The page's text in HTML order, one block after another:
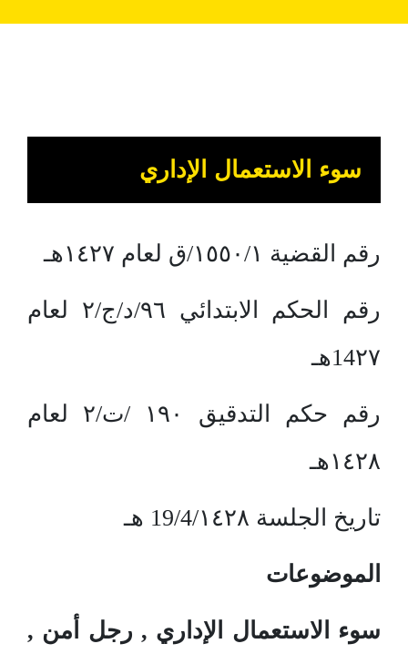
سوء الاستعمال الإداري
رقم القضية ١٥٥٠/١/ق لعام ١٤٢٧هـ
رقم الحكم الابتدائي ٩٦/د/ج/٢ لعام
14٢٧هـ
رقم حكم التدقيق ١٩٠ /ت/٢ لعام
١٤٢٨هـ
تاريخ الجلسة 19/4/١٤٢٨ هـ
الموضوعات
سوء الاستعمال الإداري , رجل أمن ,